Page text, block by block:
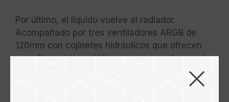
Por último, el líquido vuelve al radiador.
Acompañado por tres ventiladores ARGB de
120mm con cojinetes hidráulicos que ofrecen
una alta presión estática y un gran volumen de
aire, el gran radiador de 360mm con una aleta
de chorro de alta densidad enfría rápidamente